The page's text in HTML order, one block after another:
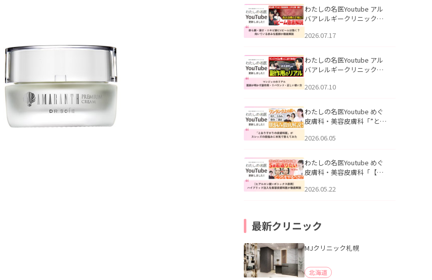
公開いたしました。
わたしの名医Youtube アル
バアレルギークリニック札
跡にVビームは効く？向いて
説」を公開いたしました。
2026.07.17
わたしの名医Youtube アル
バアレルギークリニック札
医師が明かす副作用・リバ
公開いたしました。
2026.07.10
わたしの名医Youtube めぐ
皮膚科・美容皮膚科「”とお
ッズの肌悩みに本気で答え
た。
2026.06.05
わたしの名医Youtube めぐ
皮膚科・美容皮膚科「【ヒ
用】ハイブリッド注入を美
2026.05.22
最新クリニック
MJクリニック札幌
北海道